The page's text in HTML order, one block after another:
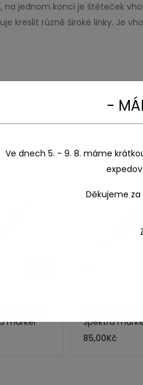
na jednom konci je štěteček
kreslit různě široké linky. Je
40%
marker
Spektra
85,00Kč
Děkujeme